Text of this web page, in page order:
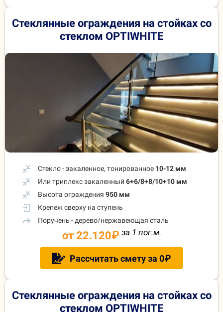
Стеклянные ограждения на стойках со
стеклом OPTIWHITE
Стекло - закаленное, тонированное 10-12 мм
Или триплекс закаленный 6+6/8+8/10+10 мм
Высота ограждения 950 мм
Крепеж сверху на ступень
Поручень - дерево/нержавеющая сталь
от 22.120₽ за 1 пог.м.
Рассчитать смету за 0₽
Стеклянные ограждения на стойках со
стеклом OPTIWHITE